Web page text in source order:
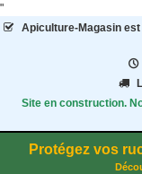
"
Apiculture-Magasinest
Site en construction.
Protégez vos